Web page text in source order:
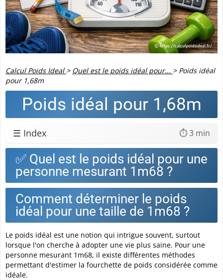
Calcul Poids Ideal > Quel est le poids idéal pour... > Poids idéal
pour 1,68m
Poids idéal pour 1,68m
☰ Index ⏱️ 3 min
✅ Quel est le poids idéal pour une
personne mesurant 1m68 ?
Comment déterminer le poids
idéal pour une taille de 1m68 ?
Le poids idéal est une notion qui intrigue souvent, surtout
lorsque l'on cherche à adopter une vie plus saine. Pour une
personne mesurant 1m68, il existe différentes méthodes
permettant d'estimer la fourchette de poids considérée comme
idéale.